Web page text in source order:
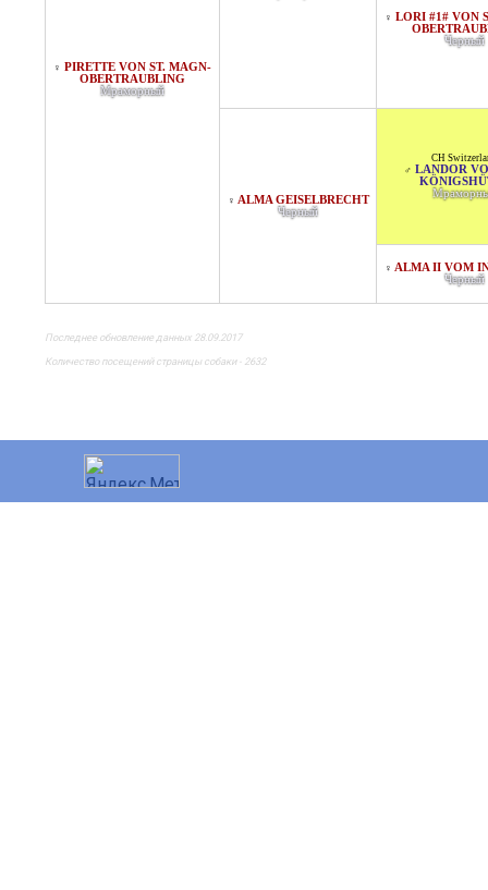
♀ PIRETTE VON ST. MAGN-
OBERTRAUBLING
Мраморный
♀ LORI #1# VON
Черный
♀ ALMA GEISELBRECHT
Черный
CH
♂ LANDOR
♀ ALMA II VOM
Черный
Последнее обновление данных 28.09.2017
Количество посещений страницы собаки - 2632